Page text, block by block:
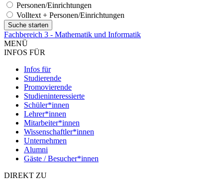
Personen/Einrichtungen
Volltext + Personen/Einrichtungen
Fachbereich 3 - Mathematik und Informatik
MENÜ
INFOS FÜR
Infos für
Studierende
Promovierende
Studieninteressierte
Schüler*innen
Lehrer*innen
Mitarbeiter*innen
Wissenschaftler*innen
Unternehmen
Alumni
Gäste / Besucher*innen
DIREKT ZU